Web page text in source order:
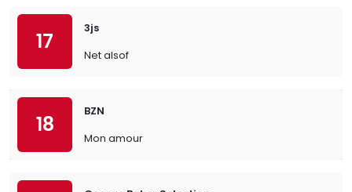
17
3js
Net alsof
18
BZN
Mon amour